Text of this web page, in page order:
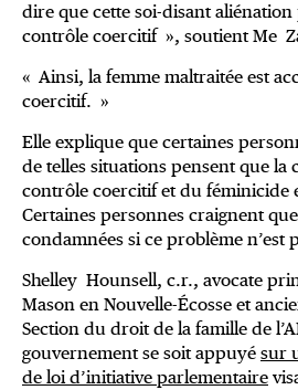
dire que cette soi-disant
contrôle coercitif », soutient Me
« Ainsi, la femme maltraitée est
coercitif. »
Elle explique que certaines
de telles situations pensent que
contrôle coercitif et du féminicide
Certaines personnes craignent
condamnées si ce problème n’est
Shelley Hounsell, c.r., avocate
Mason en Nouvelle-Écosse et
Section du droit de la famille de
gouvernement se soit appuyé sur
de loi d’initiative parlementaire